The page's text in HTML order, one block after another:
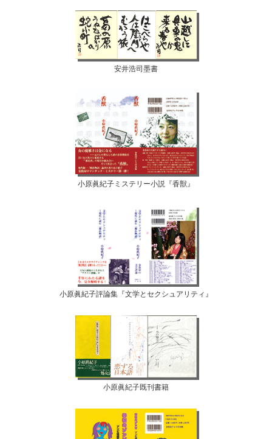
安井浩司墨書
小原眞紀子ミステリー小説『香獣』
小原眞紀子評論集『文学とセクシュアリティ』
小原眞紀子既刊書籍